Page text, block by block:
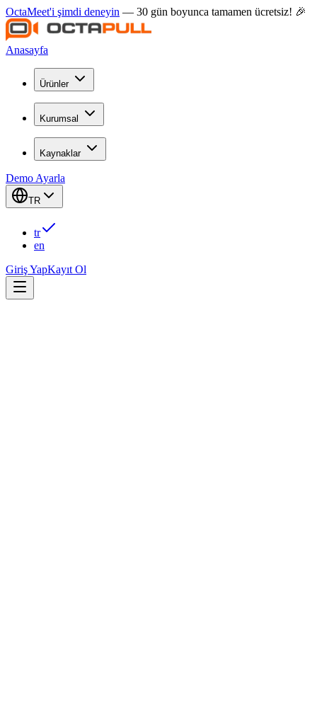
OctaMeet'i şimdi deneyin — 30 gün boyunca tamamen ücretsiz! 🎉
Anasayfa
Ürünler
Kurumsal
Kaynaklar
Demo Ayarla
TR
tr
en
Giriş YapKayıt Ol